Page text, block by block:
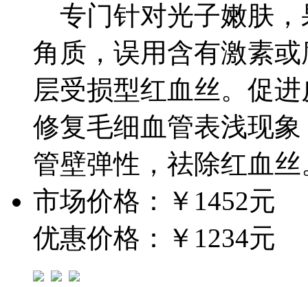
专门针对光子嫩肤，
角质，误用含有激素
层受损型红血丝。促
修复毛细血管表浅现
管壁弹性，祛除红血丝
市场价格：
￥1452元
优惠价格：
￥1234元